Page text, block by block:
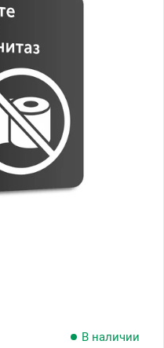
В наличии